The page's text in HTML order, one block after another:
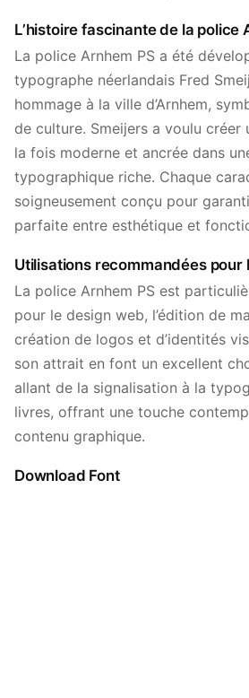
L’histoire fascinante de la police
La police Arnhem PS a été
typographe néerlandais Fred
hommage à la ville d’Arnhem,
de culture. Smeijers a voulu créer
la fois moderne et ancrée dans
typographique riche. Chaque
soigneusement conçu pour
parfaite entre esthétique et
Utilisations recommandées pour
La police Arnhem PS est
pour le design web, l’édition de
création de logos et d’identités
son attrait en font un excellent
allant de la signalisation à la
livres, offrant une touche
contenu graphique.
Download Font